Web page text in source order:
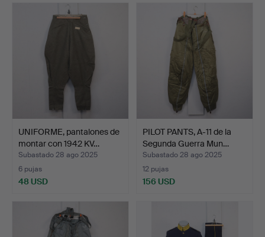
UNIFORME, pantalones de
montar con 1942 KV…
Subastado 28 ago 2025
6 pujas
48 USD
PILOT PANTS, A-11 de la
Segunda Guerra Mun…
Subastado 28 ago 2025
12 pujas
156 USD